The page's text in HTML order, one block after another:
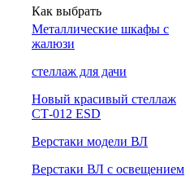
Как выбрать
Металлические шкафы с
жалюзи
cтеллаж для дачи
Новый красивый стеллаж
СТ-012 ESD
Верстаки модели ВЛ
Верстаки ВЛ с освещением